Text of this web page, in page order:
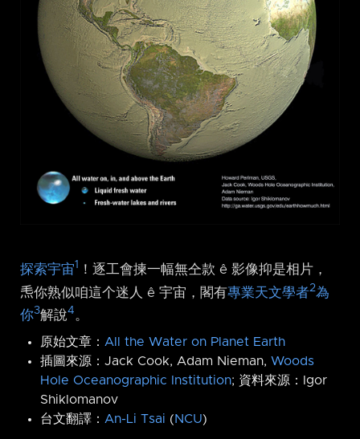
探索宇宙1
！逐工會揀一幅無仝款 ê 影像抑是相片，
𤆬你熟似咱這个迷人 ê 宇宙，閣有專業天文學者2為
你3解說4 。
原始文章： All the Water on Planet Earth
插圖來源：Jack Cook, Adam Nieman, Woods
Hole Oceanographic Institution; 資料來源：Igor
Shiklomanov
台文翻譯： An-Li Tsai (NCU)